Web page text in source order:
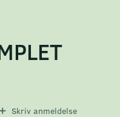
Skriv anmeldelse